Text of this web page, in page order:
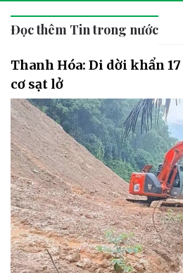
Đọc thêm Tin trong nước
Thanh Hóa: Di dời khẩn
cơ sạt lở